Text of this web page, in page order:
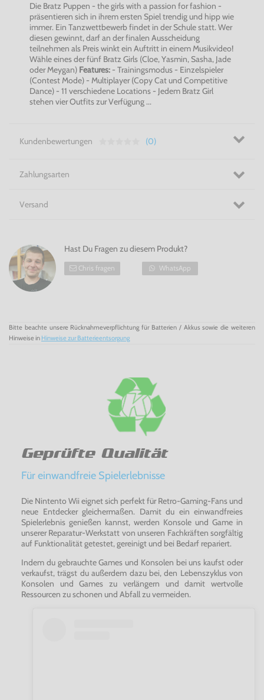
Die Bratz Puppen - the girls with a passion for fashion -
präsentieren sich in ihrem ersten Spiel trendig und hipp wie
immer. Ein Tanzwettbewerb findet in der Schule statt. Wer
diesen gewinnt, darf an der finalen Ausscheidung
teilnehmen als Preis winkt ein Auftritt in einem Musikvideo!
Wähle eines der fünf Bratz Girls (Cloe, Yasmin, Sasha, Jade
oder Meygan) Features: - Trainingsmodus - Einzelspieler
(Contest Mode) - Multiplayer (Copy Cat und Competitive
Dance) - 11 verschiedene Locations - Jedem Bratz Girl
stehen vier Outfits zur Verfügung ...
Kundenbewertungen (0)
Zahlungsarten
Versand
Hast Du Fragen zu diesem Produkt?
Chris fragen WhatsApp
Bitte beachte unsere Rücknahmeverpflichtung für Batterien / Akkus sowie die weiteren
Hinweise in Hinweise zur Batterieentsorgung
Geprüfte Qualität
Für einwandfreie Spielerlebnisse
Die Nintento Wii eignet sich perfekt für Retro-Gaming-Fans und
neue Entdecker gleichermaßen. Damit du ein einwandfreies
Spielerlebnis genießen kannst, werden Konsole und Game in
unserer Reparatur-Werkstatt von unseren Fachkräften sorgfältig
auf Funktionalität getestet, gereinigt und bei Bedarf repariert.
Indem du gebrauchte Games und Konsolen bei uns kaufst oder
verkaufst, trägst du außerdem dazu bei, den Lebenszyklus von
Konsolen und Games zu verlängern und damit wertvolle
Ressourcen zu schonen und Abfall zu vermeiden.